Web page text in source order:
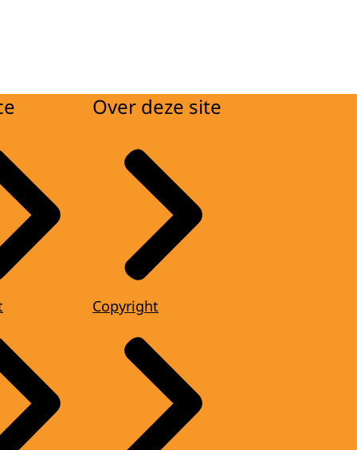
Over deze site
Copyright